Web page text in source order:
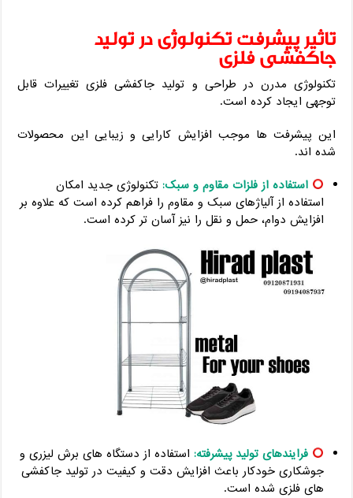
تاثیر پیشرفت تکنولوژی در تولید
جاکفشی فلزی
تکنولوژی مدرن در طراحی و تولید جاکفشی فلزی تغییرات قابل
توجهی ایجاد کرده است.
این پیشرفت ها موجب افزایش کارایی و زیبایی این محصولات
شده اند.
استفاده از فلزات مقاوم و سبک:تکنولوژی جدید امکان
استفاده از آلیاژهای سبک و مقاوم را فراهم کرده است که علاوه بر
افزایش دوام، حمل و نقل را نیز آسان تر کرده است.
فرایندهای تولید پیشرفته: استفاده از دستگاه های برش لیزری و
جوشکاری خودکار باعث افزایش دقت و کیفیت در تولید جاکفشی
های فلزی شده است.